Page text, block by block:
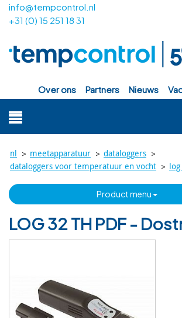
info@tempcontrol.nl
+31 (0) 15 251 18 31
over ons partners nieuws
nl > meetapparatuur > dataloggers >
dataloggers voor temperatuur en vocht >
product menu
LOG 32 TH PDF -